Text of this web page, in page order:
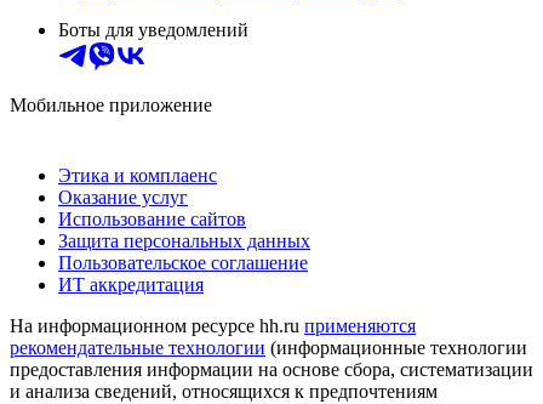
Боты для уведомлений
Мобильное приложение
Этика и комплаенс
Оказание услуг
Использование сайтов
Защита персональных данных
Пользовательское соглашение
ИТ аккредитация
На информационном ресурсе hh.ru применяются
рекомендательные технологии (информационные технологии
предоставления информации на основе сбора, систематизации
и анализа сведений, относящихся к предпочтениям